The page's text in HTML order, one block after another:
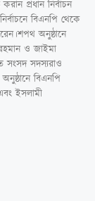
প্রধান নির্বাচন
বিএনপি থেকে
অনুষ্ঠানে
ও জাইমা
সংসদ সদস্যরাও
বিএনপি
ইসলামী